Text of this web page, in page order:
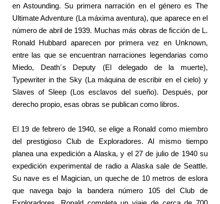
en Astounding. Su primera narración en el género es The
Ultimate Adventure (La máxima aventura), que aparece en el
número de abril de 1939. Muchas más obras de ficción de L.
Ronald Hubbard aparecen por primera vez en Unknown,
entre las que se encuentran narraciones legendarias como
Miedo, Death´s Deputy (El delegado de la muerte),
Typewriter in the Sky (La máquina de escribir en el cielo) y
Slaves of Sleep (Los esclavos del sueño). Después, por
derecho propio, esas obras se publican como libros.
El 19 de febrero de 1940, se elige a Ronald como miembro
del prestigioso Club de Exploradores. Al mismo tiempo
planea una expedición a Alaska, y el 27 de julio de 1940 su
expedición experimental de radio a Alaska sale de Seattle.
Su nave es el Magician, un queche de 10 metros de eslora
que navega bajo la bandera número 105 del Club de